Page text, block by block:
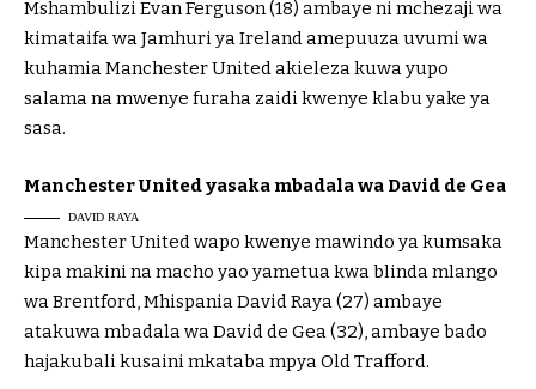
Mshambulizi Evan Ferguson (18) ambaye ni mchezaji wa
kimataifa wa Jamhuri ya Ireland amepuuza uvumi wa
kuhamia Manchester United akieleza kuwa yupo
salama na mwenye furaha zaidi kwenye klabu yake ya
sasa.
Manchester United yasaka mbadala wa David de Gea
DAVID RAYA
Manchester United wapo kwenye mawindo ya kumsaka
kipa makini na macho yao yametua kwa blinda mlango
wa Brentford, Mhispania David Raya (27) ambaye
atakuwa mbadala wa David de Gea (32), ambaye bado
hajakubali kusaini mkataba mpya Old Trafford.